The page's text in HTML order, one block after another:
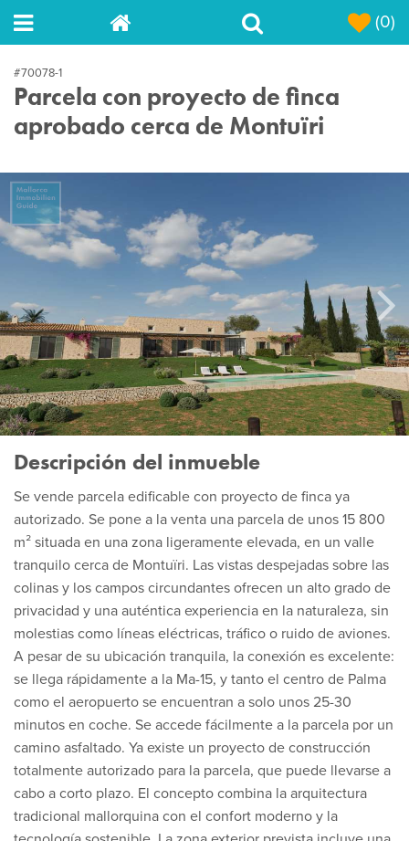
(0)
#70078-1
Parcela con proyecto de finca
aprobado cerca de Montuïri
Next
Descripción del inmueble
Se vende parcela edificable con proyecto de finca ya
autorizado. Se pone a la venta una parcela de unos 15 800
m² situada en una zona ligeramente elevada, en un valle
tranquilo cerca de Montuïri. Las vistas despejadas sobre las
colinas y los campos circundantes ofrecen un alto grado de
privacidad y una auténtica experiencia en la naturaleza, sin
molestias como líneas eléctricas, tráfico o ruido de aviones.
A pesar de su ubicación tranquila, la conexión es excelente:
se llega rápidamente a la Ma-15, y tanto el centro de Palma
como el aeropuerto se encuentran a solo unos 25-30
minutos en coche. Se accede fácilmente a la parcela por un
camino asfaltado. Ya existe un proyecto de construcción
totalmente autorizado para la parcela, que puede llevarse a
cabo a corto plazo. El concepto combina la arquitectura
tradicional mallorquina con el confort moderno y la